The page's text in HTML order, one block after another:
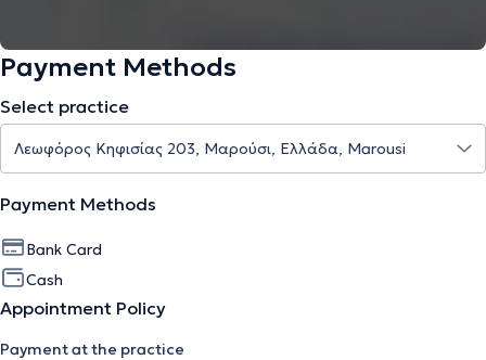
Payment Methods
Select practice
Payment Methods
Bank Card
Cash
Appointment Policy
Payment at the practice